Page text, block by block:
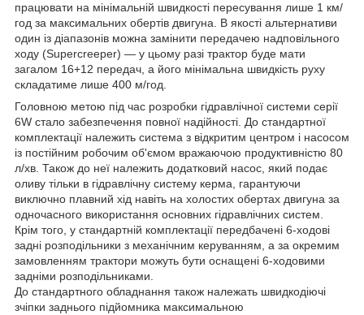
працювати на мінімальній швидкості пересування лише 1 км/
год за максимальних обертів двигуна. В якості альтернативи
один із діапазонів можна замінити передачею надповільного
ходу (Supercreeper) — у цьому разі трактор буде мати
загалом 16+12 передач, а його мінімальна швидкість руху
складатиме лише 400 м/год.
Головною метою під час розробки гідравлічної системи серії
6W стало забезпечення повної надійності. До стандартної
комплектації належить система з відкритим центром і насосом
із постійним робочим об'ємом вражаючою продуктивністю 80
л/хв. Також до неї належить додатковий насос, який подає
оливу тільки в гідравлічну систему керма, гарантуючи
виключно плавний хід навіть на холостих обертах двигуна за
одночасного використання основних гідравлічних систем.
Крім того, у стандартній комплектації передбачені 6-ходові
задні розподільники з механічним керуванням, а за окремим
замовленням трактори можуть бути оснащені 6-ходовими
задніми розподільниками.
До стандартного обладнання також належать швидкодіючі
зчіпки заднього підйомника максимальною